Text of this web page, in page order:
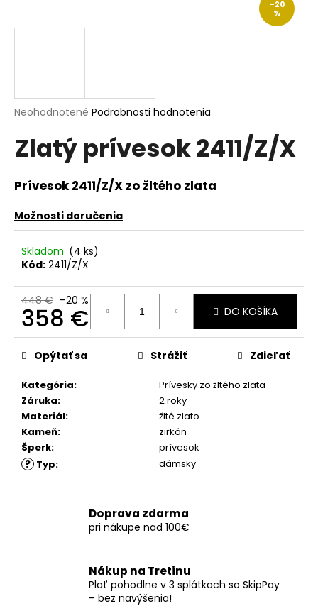
Priemerné
produktu
je
z
5
Neohodnotené Podrobnosti hodnotenia
Zlatý prívesok 2411/Z/X
Prívesok 2411/Z/X zo žltého zlata
Možnosti doručenia
Skladom (4 ks)
Kód: 2411/Z/X
448 € –20 %
358 €
Jednotková
cena:
DO KOŠÍKA
Kategória:
Prívesky zo žltého zlata
Záruka:
2 roky
Materiál:
žlté zlato
Kameň:
zirkón
Šperk: prívesok
? Typ: dámsky
Opýtať sa Strážiť Zdieľať
–20
%
Doprava zdarma
pri nákupe nad 100€
Nákup na Tretinu
Plať pohodlne v 3 splátkach so SkipPay
– bez navýšenia!
j
?
O
p
o
r
ú
č
a
m